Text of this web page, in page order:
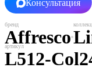
Консультация
Affresco
L512-